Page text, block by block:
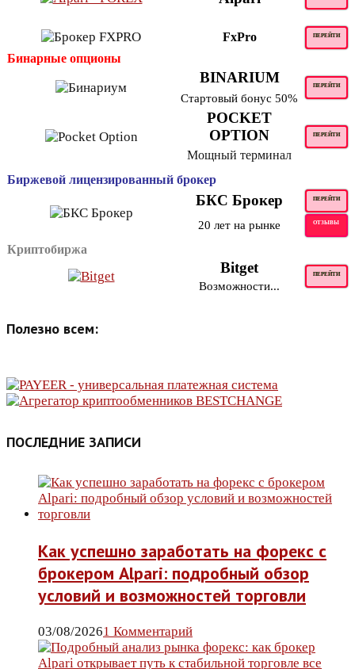
FxPro ПЕРЕЙТИ
Бинарные опционы
BINARIUM ПЕРЕЙТИ
Стартовый бонус 50%
POCKET
OPTION
ПЕРЕЙТИ
Мощный терминал
Биржевой лицензированный брокер
БКС Брокер ПЕРЕЙТИ
20 лет на рынке ОТЗЫВЫ
Криптобиржа
Bitget ПЕРЕЙТИ
Возможности...
Полезно всем:
ПОСЛЕДНИЕ ЗАПИСИ
Как успешно заработать на форекс с
брокером Alpari: подробный обзор
условий и возможностей торговли
03/08/20261 Комментарий